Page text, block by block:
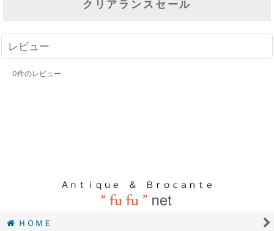
クリアランスセール
レビュー
0件のレビュー
ＨＯＭＥ